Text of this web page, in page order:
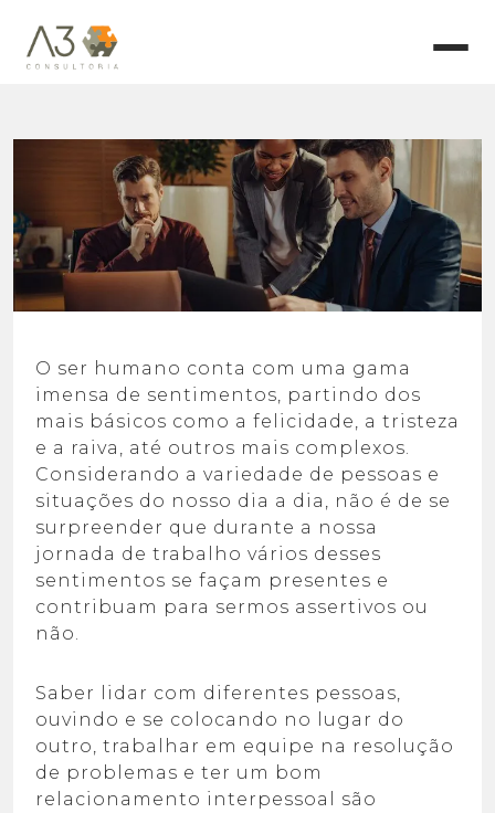
O ser humano conta com uma gama
imensa de sentimentos, partindo dos
mais básicos como a felicidade, a tristeza
e a raiva, até outros mais complexos.
Considerando a variedade de pessoas e
situações do nosso dia a dia, não é de se
surpreender que durante a nossa
jornada de trabalho vários desses
sentimentos se façam presentes e
contribuam para sermos assertivos ou
não.
Saber lidar com diferentes pessoas,
ouvindo e se colocando no lugar do
outro, trabalhar em equipe na resolução
de problemas e ter um bom
relacionamento interpessoal são